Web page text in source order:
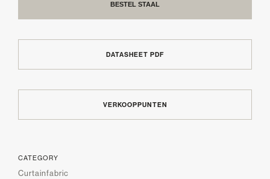
BESTEL STAAL
DATASHEET PDF
VERKOOPPUNTEN
CATEGORY
Curtainfabric